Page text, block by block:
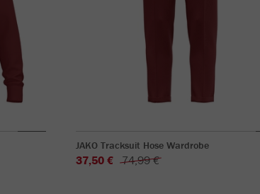
JAKO Tracksuit Hose Wardrobe
37,50 € 74,99 €